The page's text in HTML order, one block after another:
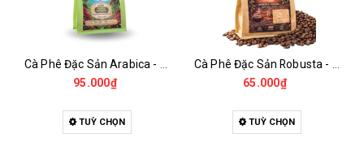
95.000₫
TUỲ CHỌN
65.000₫
TUỲ CHỌN